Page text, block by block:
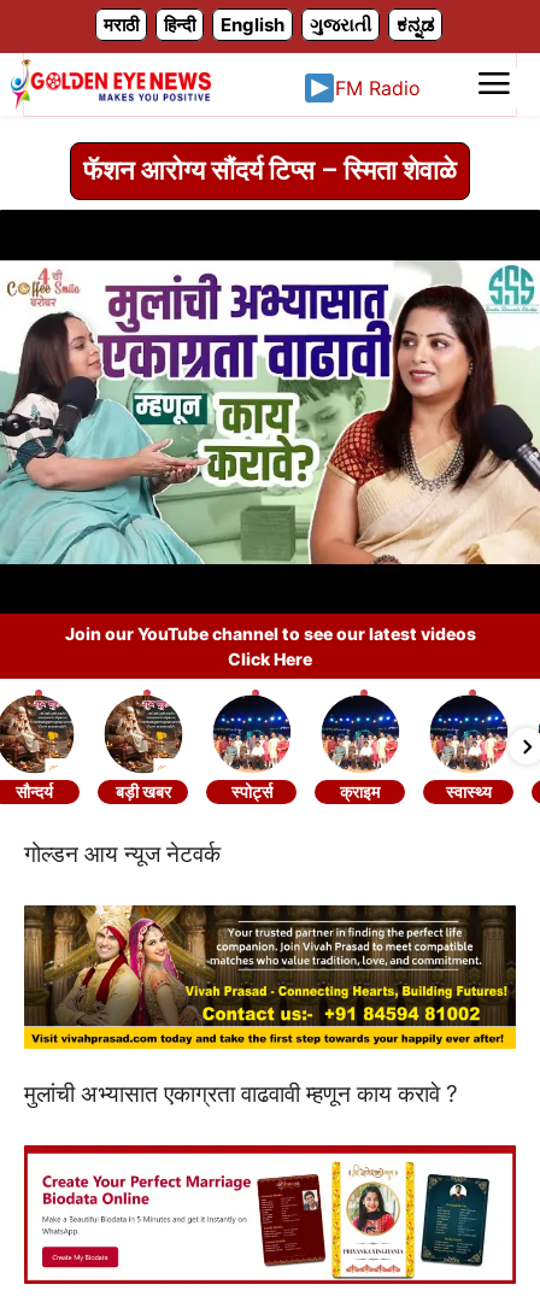
मराठी हिन्दी English ગુજરાતી ಕನ್ನಡ
FM Radio
फॅशन आरोग्य सौंदर्य टिप्स – स्मिता शेवाळे
Join our YouTube channel to see our latest videos
Click Here
सौन्दर्य बड़ी खबर स्पोर्ट्स क्राइम स्वास्थ्य
गोल्डन आय न्यूज नेटवर्क
मुलांची अभ्यासात एकाग्रता वाढवावी म्हणून काय करावे ?